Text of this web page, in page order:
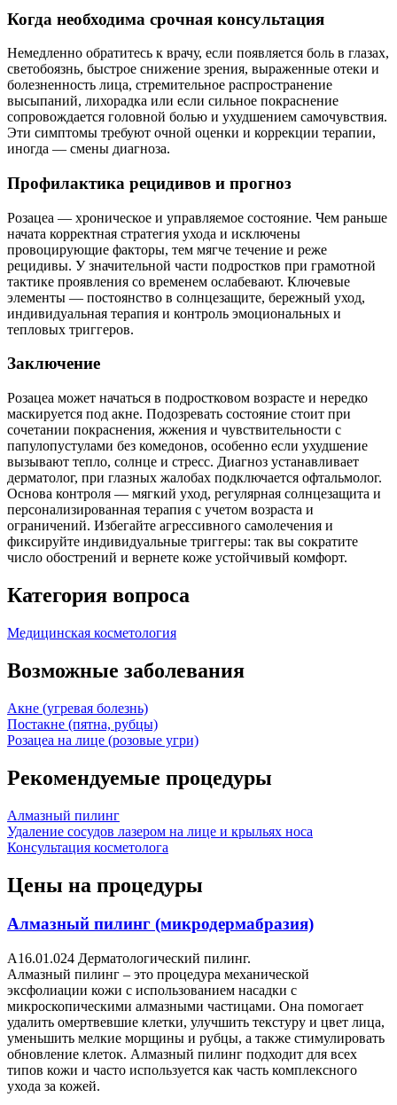
Когда необходима срочная консультация
Немедленно обратитесь к врачу, если появляется боль в глазах,
светобоязнь, быстрое снижение зрения, выраженные отеки и
болезненность лица, стремительное распространение
высыпаний, лихорадка или если сильное покраснение
сопровождается головной болью и ухудшением самочувствия.
Эти симптомы требуют очной оценки и коррекции терапии,
иногда — смены диагноза.
Профилактика рецидивов и прогноз
Розацеа — хроническое и управляемое состояние. Чем раньше
начата корректная стратегия ухода и исключены
провоцирующие факторы, тем мягче течение и реже
рецидивы. У значительной части подростков при грамотной
тактике проявления со временем ослабевают. Ключевые
элементы — постоянство в солнцезащите, бережный уход,
индивидуальная терапия и контроль эмоциональных и
тепловых триггеров.
Заключение
Розацеа может начаться в подростковом возрасте и нередко
маскируется под акне. Подозревать состояние стоит при
сочетании покраснения, жжения и чувствительности с
папулопустулами без комедонов, особенно если ухудшение
вызывают тепло, солнце и стресс. Диагноз устанавливает
дерматолог, при глазных жалобах подключается офтальмолог.
Основа контроля — мягкий уход, регулярная солнцезащита и
персонализированная терапия с учетом возраста и
ограничений. Избегайте агрессивного самолечения и
фиксируйте индивидуальные триггеры: так вы сократите
число обострений и вернете коже устойчивый комфорт.
Категория вопроса
Медицинская косметология
Возможные заболевания
Акне (угревая болезнь)
Постакне (пятна, рубцы)
Розацеа на лице (розовые угри)
Рекомендуемые процедуры
Алмазный пилинг
Удаление сосудов лазером на лице и крыльях носа
Консультация косметолога
Цены на процедуры
Алмазный пилинг (микродермабразия)
A16.01.024 Дерматологический пилинг.
Алмазный пилинг – это процедура механической
эксфолиации кожи с использованием насадки с
микроскопическими алмазными частицами. Она помогает
удалить омертвевшие клетки, улучшить текстуру и цвет лица,
уменьшить мелкие морщины и рубцы, а также стимулировать
обновление клеток. Алмазный пилинг подходит для всех
типов кожи и часто используется как часть комплексного
ухода за кожей.